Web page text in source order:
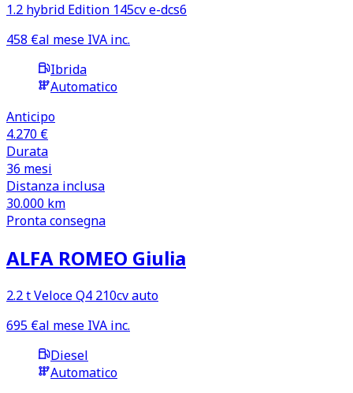
1.2 hybrid Edition 145cv e-dcs6
458 €al mese IVA inc.
Ibrida
Automatico
Anticipo
4.270 €
Durata
36 mesi
Distanza inclusa
30.000 km
Pronta consegna
ALFA ROMEO Giulia
2.2 t Veloce Q4 210cv auto
695 €al mese IVA inc.
Diesel
Automatico